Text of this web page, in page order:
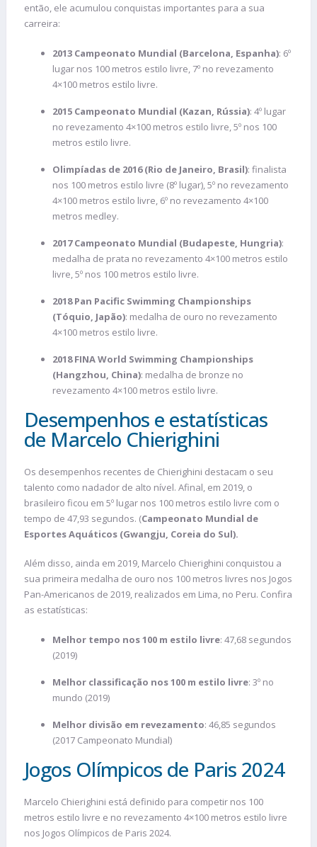
então, ele acumulou conquistas importantes para a sua
carreira:
2013 Campeonato Mundial (Barcelona, Espanha): 6º
lugar nos 100 metros estilo livre, 7º no revezamento
4×100 metros estilo livre.
2015 Campeonato Mundial (Kazan, Rússia): 4º lugar
no revezamento 4×100 metros estilo livre, 5º nos 100
metros estilo livre.
Olimpíadas de 2016 (Rio de Janeiro, Brasil): finalista
nos 100 metros estilo livre (8º lugar), 5º no revezamento
4×100 metros estilo livre, 6º no revezamento 4×100
metros medley.
2017 Campeonato Mundial (Budapeste, Hungria):
medalha de prata no revezamento 4×100 metros estilo
livre, 5º nos 100 metros estilo livre.
2018 Pan Pacific Swimming Championships
(Tóquio, Japão): medalha de ouro no revezamento
4×100 metros estilo livre.
2018 FINA World Swimming Championships
(Hangzhou, China): medalha de bronze no
revezamento 4×100 metros estilo livre.
Desempenhos e estatísticas
de Marcelo Chierighini
Os desempenhos recentes de Chierighini destacam o seu
talento como nadador de alto nível. Afinal, em 2019, o
brasileiro ficou em 5º lugar nos 100 metros estilo livre com o
tempo de 47,93 segundos. (Campeonato Mundial de
Esportes Aquáticos (Gwangju, Coreia do Sul).
Além disso, ainda em 2019, Marcelo Chierighini conquistou a
sua primeira medalha de ouro nos 100 metros livres nos Jogos
Pan-Americanos de 2019, realizados em Lima, no Peru. Confira
as estatísticas:
Melhor tempo nos 100 m estilo livre: 47,68 segundos
(2019)
Melhor classificação nos 100 m estilo livre: 3º no
mundo (2019)
Melhor divisão em revezamento: 46,85 segundos
(2017 Campeonato Mundial)
Jogos Olímpicos de Paris 2024
Marcelo Chierighini está definido para competir nos 100
metros estilo livre e no revezamento 4×100 metros estilo livre
nos Jogos Olímpicos de Paris 2024.